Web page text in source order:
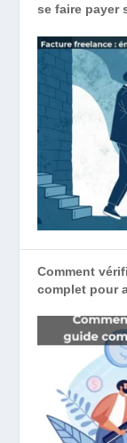
se faire payer
Comment
complet pour